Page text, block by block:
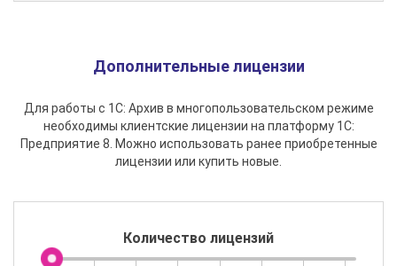
Дополнительные лицензии
Для работы с 1С: Архив в многопользовательском режиме
необходимы клиентские лицензии на платформу 1С:
Предприятие 8. Можно использовать ранее приобретенные
лицензии или купить новые.
Количество лицензий